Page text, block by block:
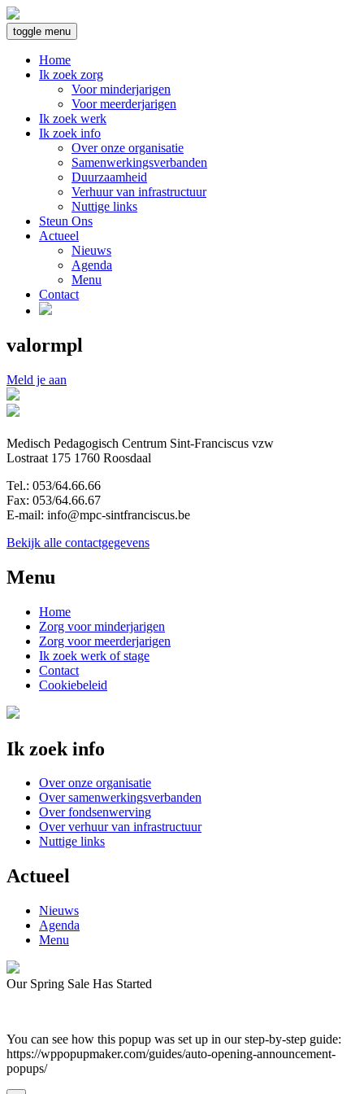
toggle menu
Home
Ik zoek zorg
Voor minderjarigen
Voor meerderjarigen
Ik zoek werk
Ik zoek info
Over onze organisatie
Samenwerkingsverbanden
Duurzaamheid
Verhuur van infrastructuur
Nuttige links
Steun Ons
Actueel
Nieuws
Agenda
Menu
Contact
valormpl
Meld je aan
Medisch Pedagogisch Centrum Sint-Franciscus vzw
Lostraat 175 1760 Roosdaal
Tel.: 053/64.66.66
Fax: 053/64.66.67
E-mail: info@mpc-sintfranciscus.be
Bekijk alle contactgegevens
Menu
Home
Zorg voor minderjarigen
Zorg voor meerderjarigen
Ik zoek werk of stage
Contact
Cookiebeleid
Ik zoek info
Over onze organisatie
Over samenwerkingsverbanden
Over fondsenwerving
Over verhuur van infrastructuur
Nuttige links
Actueel
Nieuws
Agenda
Menu
Our Spring Sale Has Started
You can see how this popup was set up in our step-by-step guide:
https://wppopupmaker.com/guides/auto-opening-announcement-
popups/